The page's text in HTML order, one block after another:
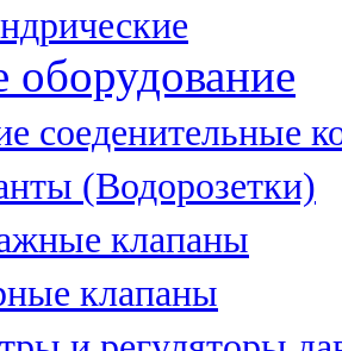
оборудование
соеденительные
(Водорозетки)
клапаны
клапаны